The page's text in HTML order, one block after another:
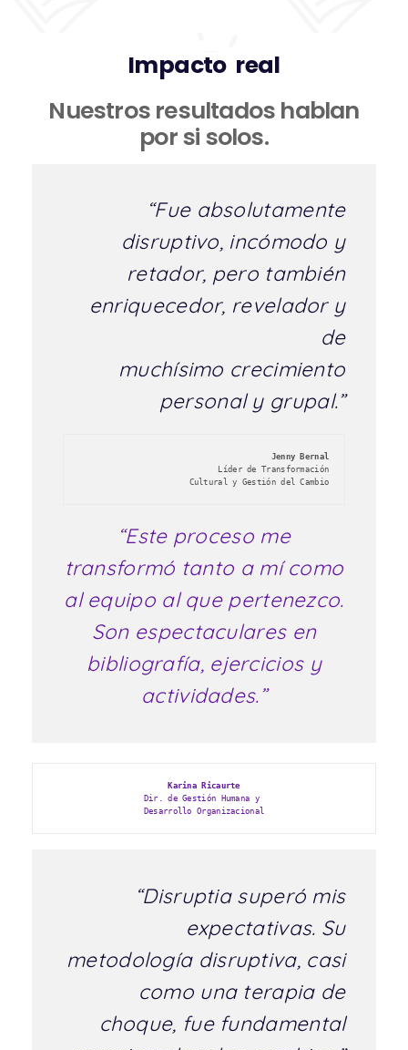
Impacto real
Nuestros resultados hablan
por si solos.
“Fue absolutamente
disruptivo, incómodo y
retador, pero también
enriquecedor, revelador y
de
muchísimo crecimiento
personal y grupal.”
Jenny Bernal
Líder de Transformación
Cultural y Gestión del Cambio
“Este proceso me
transformó tanto a mí como
al equipo al que pertenezco.
Son espectaculares en
bibliografía, ejercicios y
actividades.”
Karina Ricaurte
Dir. de Gestión Humana y
Desarrollo
Organizacional
“Disruptia superó mis
expectativas. Su
metodología disruptiva, casi
como una terapia de
choque, fue fundamental